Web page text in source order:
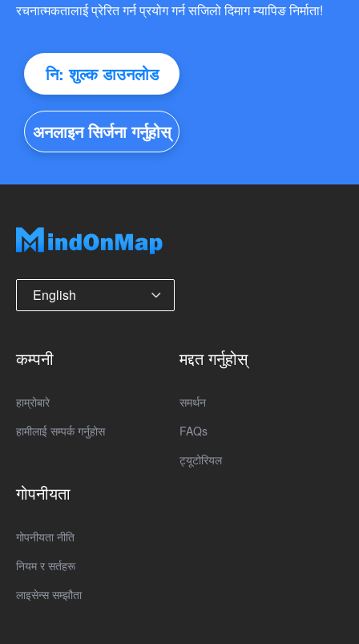
रचनात्मकतालाई प्रेरित गर्न प्रयोग गर्न सजिलो दिमाग म्यापिङ निर्माता!
नि: शुल्क डाउनलोड
अनलाइन सिर्जना गर्नुहोस्
English
कम्पनी
हाम्रोबारे
हामीलाई सम्पर्क गर्नुहोस
मद्दत गर्नुहोस्
समर्थन
FAQs
ट्यूटोरियल
गोपनीयता
गोपनीयता नीति
नियम र सर्तहरू
लाइसेन्स सम्झौता